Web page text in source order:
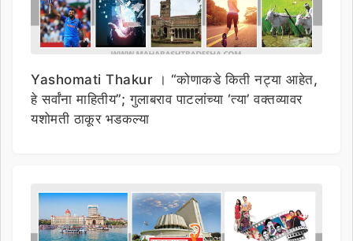
Yashomati Thakur । “कोणाकडे किती नट्या आहेत,
हे सर्वांना माहितीय”; गुलाबराव पाटलांच्या ‘त्या’ वक्तव्यावर
यशोमती ठाकूर भडकल्या